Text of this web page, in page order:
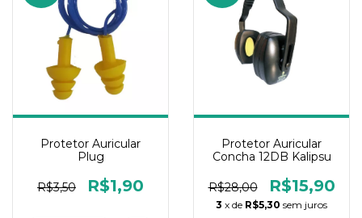
Protetor Auricular
Plug
R$3,50 R$1,90
Protetor Auricular
Concha 12DB Kalipsu
R$28,00 R$15,90
3 x de R$5,30 sem juros